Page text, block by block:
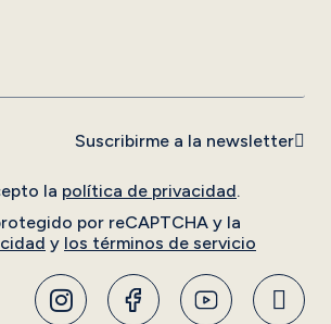
la política de privacidad.
por reCAPTCHA y la
y los términos de servicio
Suscribirme a la newsletter